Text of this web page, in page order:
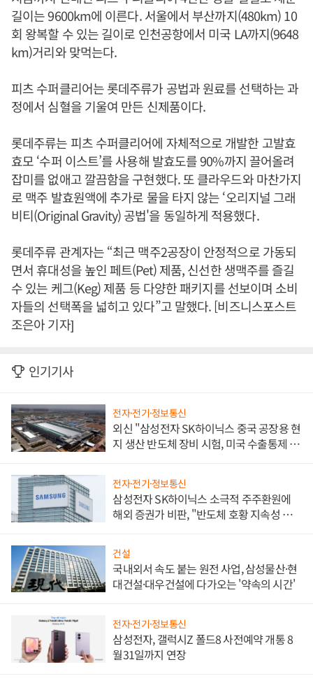
길이는 9600km에 이른다. 서울에서 부산까지(480km) 10
회 왕복할 수 있는 길이로 인천공항에서 미국 LA까지(9648
km)거리와 맞먹는다.
피츠 수퍼클리어는 롯데주류가 공법과 원료를 선택하는 과
정에서 심혈을 기울여 만든 신제품이다.
롯데주류는 피츠 수퍼클리어에 자체적으로 개발한 고발효
효모 ‘수퍼 이스트’를 사용해 발효도를 90%까지 끌어올려
잡미를 없애고 깔끔함을 구현했다. 또 클라우드와 마찬가지
로 맥주 발효원액에 추가로 물을 타지 않는 ‘오리지널 그래
비티(Original Gravity) 공법'을 동일하게 적용했다.
롯데주류 관계자는 “최근 맥주2공장이 안정적으로 가동되
면서 휴대성을 높인 페트(Pet) 제품, 신선한 생맥주를 즐길
수 있는 케그(Keg) 제품 등 다양한 패키지를 선보이며 소비
자들의 선택폭을 넓히고 있다”고 말했다. [비즈니스포스트
조은아 기자]
인기기사
전자·전기·정보통신
외신 "삼성전자 SK하이닉스 중국 공장용 현
지 생산 반도체 장비 시험, 미국 수출통제 대
전자·전기·정보통신
삼성전자 SK하이닉스 소극적 주주환원에
해외 증권가 비판, "반도체 호황 지속성 의
건설
국내외서 속도 붙는 원전 사업, 삼성물산·현
대건설·대우건설에 다가오는 '약속의 시간'
전자·전기·정보통신
삼성전자, 갤럭시Z 폴드8 사전예약 개통 8
월31일까지 연장